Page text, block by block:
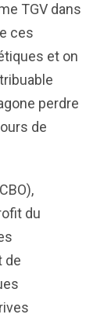
TGV dans
ces
et on
perdre
de
du
de